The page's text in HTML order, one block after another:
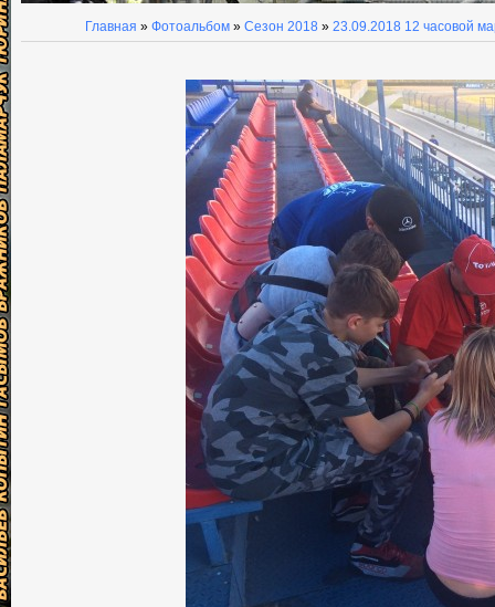
Главная » Фотоальбом » Сезон 2018 » 23.09.2018 12 часовой